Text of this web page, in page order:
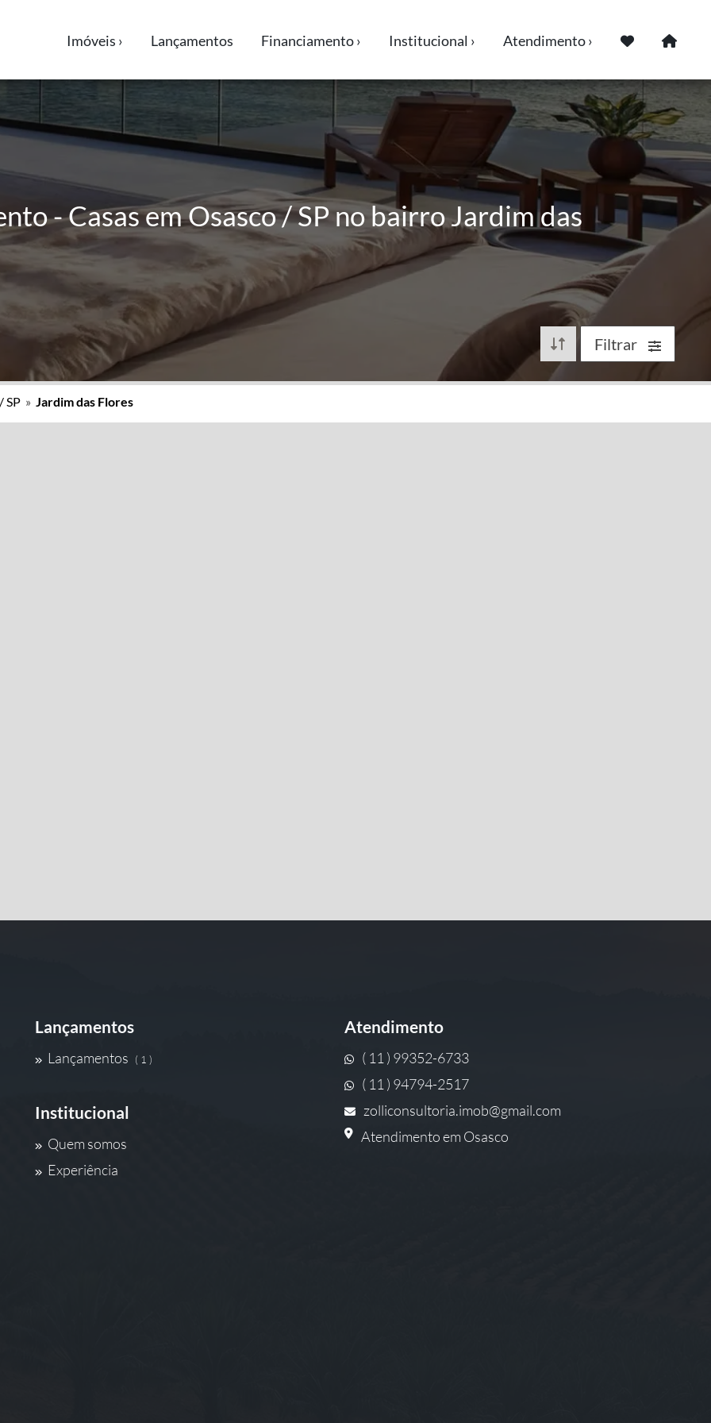
Imóveis › Lançamentos Financiamento › Institucional › Atendimento ›
- Casas em Osasco / SP no bairro Jardim das
Filtrar
SP » Jardim das Flores
Lançamentos
Lançamentos ( 1 )
Institucional
Quem somos
Experiência
Atendimento
( 11 ) 99352-6733
( 11 ) 94794-2517
zolliconsultoria.imob@gmail.com
Atendimento em Osasco